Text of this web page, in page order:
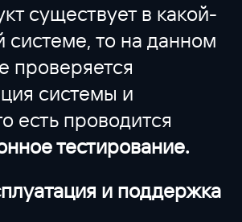
существует в какой-
системе, то на данном
проверяется
системы и
есть проводится
тестирование.
и поддержка